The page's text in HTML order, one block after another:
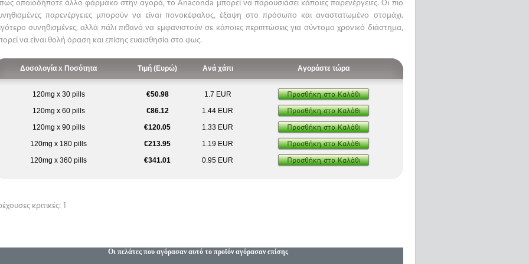
οποιοδήποτε άλλο φάρμακο στην αγορά, το Anaconda μπορεί να παρουσιάσει κάποιες παρενέργειες. Οι πιο
παρενέργειες μπορούν να είναι πονοκέφαλος, έξαψη στο πρόσωπο και αναστατωμένο στομάχι.
συνηθισμένες, αλλά πάλι πιθανό να εμφανιστούν σε κάποιες περιπτώσεις για σύντομο χρονικό διάστημα,
να είναι θολή όραση και επίσης ευαισθησία στο φως.
Δοσολογία x Ποσότητα Τιμή (Ευρώ) Ανά χάπι Αγοράστε τώρα
120mg x 30 pills €50.98
1.7 EUR
120mg x 60 pills
€86.12
1.44 EUR
120mg x 90 pills
€120.05
1.33 EUR
120mg x 180 pills
€213.95
1.19 EUR
120mg x 360 pills
€341.01 0.95 EUR
κριτικές: 1
Οι πελάτες που αγόρασαν αυτό το προϊόν αγόρασαν επίσης